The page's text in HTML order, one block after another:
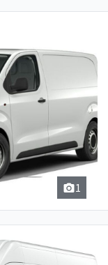
1